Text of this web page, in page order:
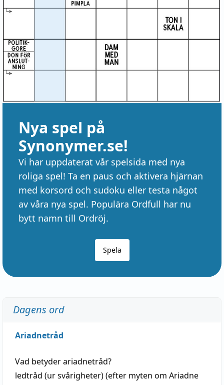
Nya spel på
Synonymer.se!
Vi har uppdaterat vår spelsida med nya
roliga spel! Ta en paus och aktivera hjärnan
med korsord och sudoku eller testa något
av våra nya spel. Populära Ordfull har nu
bytt namn till Ordröj.
Spela
Dagens ord
Ariadnetråd
Vad betyderariadnetråd?
ledtråd (ur svårigheter) (efter myten om Ariadne